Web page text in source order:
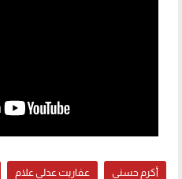
أكرم حسني عفاريت عدلي علام